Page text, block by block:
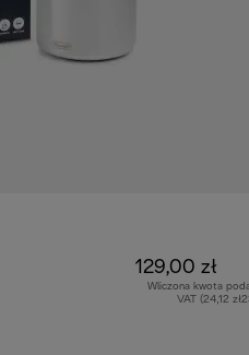
129,00 zł
Wliczona kwota
VAT (24,12